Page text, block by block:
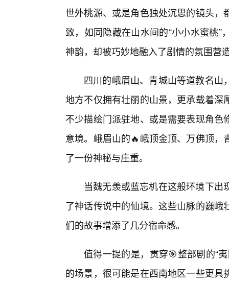
世外桃源、或是角色独处沉思的镜头
致，如同隐藏在山水间的“小小水蜜桃
神韵，却被巧妙地融入了剧情的氛围营
四川的峨眉山、青城山等道教名
地方不仅拥有壮丽的山景，更承载着
不少描绘门派驻地、或是需要表现角
意境。峨眉山的🔥峨顶金顶、万佛顶
了一份神秘与庄重。
当魏无羡或蓝忘机在这般环境下
了神话传说中的仙境。这些山脉的巍
们的故事增添了几分宿命感。
值得一提的是，贯穿🎯整部剧的“
的场景，很可能是在西南地区一些更